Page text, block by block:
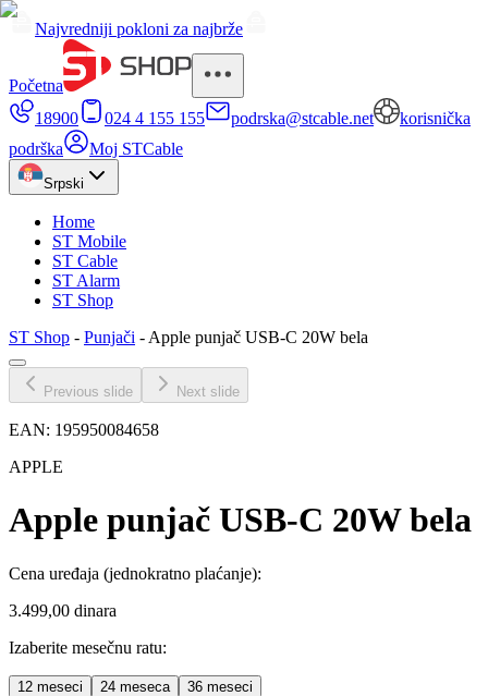
Najvredniji pokloni za najbrže
Početna
18900
024 4 155 155 podrska@stcable.net
korisnička
podrška
Moj STCable
Srpski
Home
ST Mobile
ST Cable
ST Alarm
ST Shop
ST Shop - Punjači - Apple punjač USB-C 20W bela
Previous slide Next slide
EAN: 195950084658
APPLE
Apple punjač USB-C 20W bela
Cena uređaja (jednokratno plaćanje):
3.499,00 dinara
Izaberite mesečnu ratu:
12 meseci 24 meseca 36 meseci